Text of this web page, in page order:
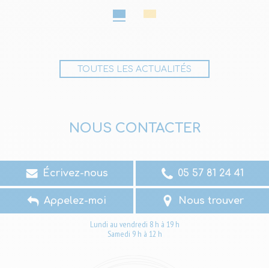
1
TOUTES LES ACTUALITÉS
NOUS CONTACTER
Écrivez-nous 05 57 81 24 41
Lundi au vendredi 8 h à 19 h
Samedi 9 h à 12 h
Appelez-moi Nous trouver